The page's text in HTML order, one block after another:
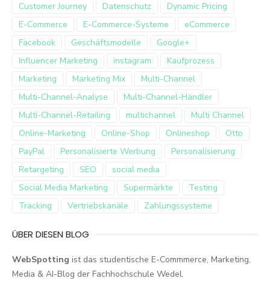
Customer Journey
Datenschutz
Dynamic Pricing
E-Commerce
E-Commerce-Systeme
eCommerce
Facebook
Geschäftsmodelle
Google+
Influencer Marketing
instagram
Kaufprozess
Marketing
Marketing Mix
Multi-Channel
Multi-Channel-Analyse
Multi-Channel-Händler
Multi-Channel-Retailing
multichannel
Multi Channel
Online-Marketing
Online-Shop Onlineshop
Otto
PayPal
Personalisierte Werbung
Personalisierung
Retargeting
SEO
social media
Social Media Marketing
Supermärkte
Testing
Tracking
Vertriebskanäle Zahlungssysteme
ÜBER DIESEN BLOG
WebSpotting ist das studentische E-Commmerce, Marketing,
Media & AI-Blog der Fachhochschule Wedel.